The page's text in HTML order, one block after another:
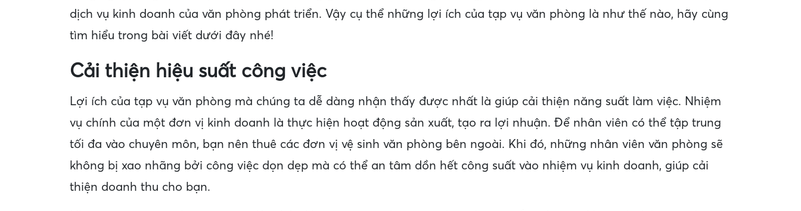
dịch vụ kinh doanh của văn phòng phát triển. Vậy cụ thể những lợi ích của tạp vụ văn phòng là như thế nào, hãy cùng
tìm hiểu trong bài viết dưới đây nhé!
Cải thiện hiệu suất công việc
Lợi ích của tạp vụ văn phòng mà chúng ta dễ dàng nhận thấy được nhất là giúp cải thiện năng suất làm việc. Nhiệm
vụ chính của một đơn vị kinh doanh là thực hiện hoạt động sản xuất, tạo ra lợi nhuận. Để nhân viên có thể tập trung
tối đa vào chuyên môn, bạn nên thuê các đơn vị vệ sinh văn phòng bên ngoài. Khi đó, những nhân viên văn phòng sẽ
không bị xao nhãng bởi công việc dọn dẹp mà có thể an tâm dồn hết công suất vào nhiệm vụ kinh doanh, giúp cải
thiện doanh thu cho bạn.